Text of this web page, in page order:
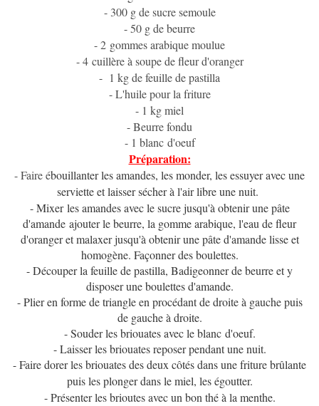
- 300 g de sucre semoule
- 50 g de beurre
- 2 gommes arabique moulue
- 4 cuillère à soupe de fleur d'oranger
- 1 kg de feuille de pastilla
- L'huile pour la friture
- 1 kg miel
- Beurre fondu
- 1 blanc d'oeuf
Préparation:
- Faire ébouillanter les amandes, les monder, les essuyer avec une
serviette et laisser sécher à l'air libre une nuit.
- Mixer les amandes avec le sucre jusqu'à obtenir une pâte
d'amande ajouter le beurre, la gomme arabique, l'eau de fleur
d'oranger et malaxer jusqu'à obtenir une pâte d'amande lisse et
homogène. Façonner des boulettes.
- Découper la feuille de pastilla, Badigeonner de beurre et y
disposer une boulettes d'amande.
- Plier en forme de triangle en procédant de droite à gauche puis
de gauche à droite.
- Souder les briouates avec le blanc d'oeuf.
- Laisser les briouates reposer pendant une nuit.
- Faire dorer les briouates des deux côtés dans une friture brûlante
puis les plonger dans le miel, les égoutter.
- Présenter les brioutes avec un bon thé à la menthe.